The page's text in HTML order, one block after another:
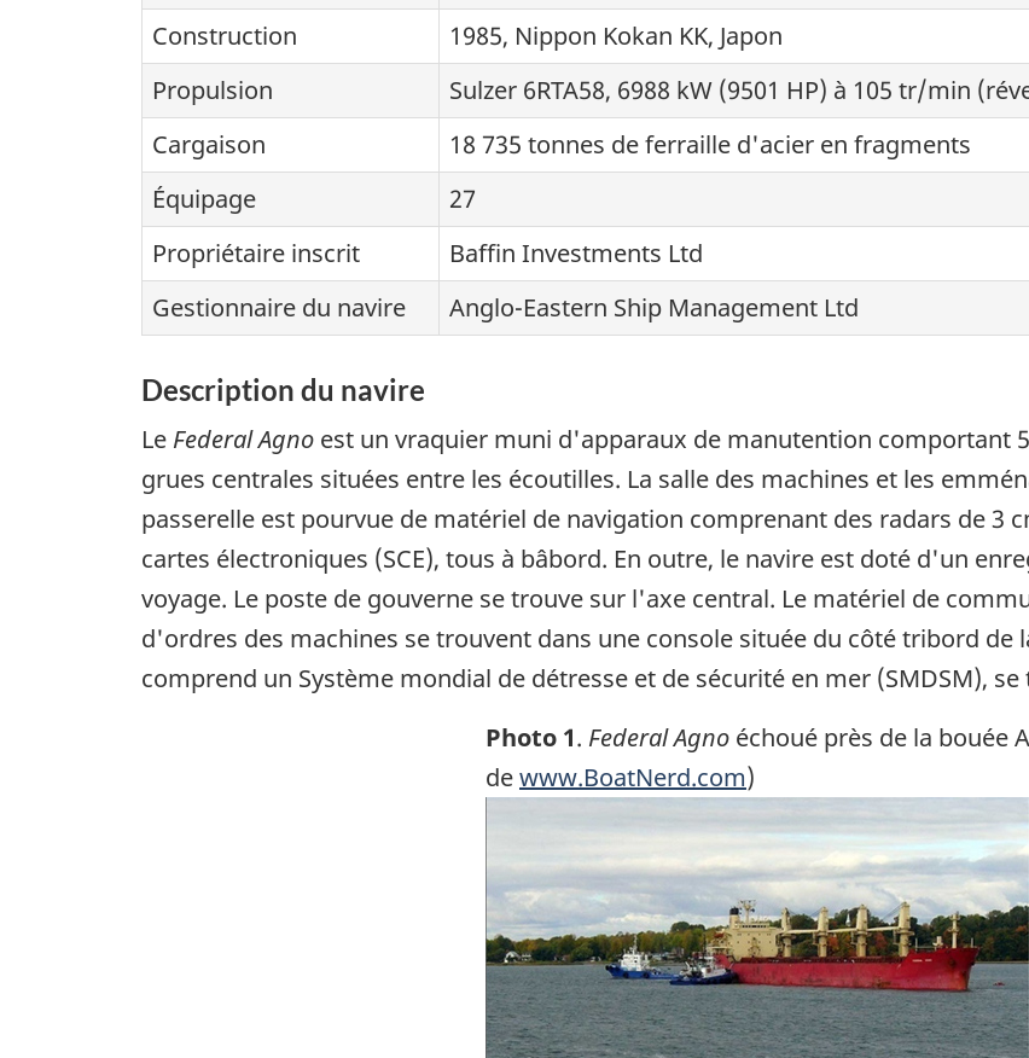
Construction
1985, Nippon Kokan KK, Japon
Propulsion
Sulzer 6RTA58, 6988 kW (9501 HP) à 105 tr/min
Cargaison
18 735 tonnes de ferraille d'acier en fragments
Équipage
27
Propriétaire inscrit
Baffin Investments Ltd
Gestionnaire du navire
Anglo-Eastern Ship Management Ltd
Description du navire
Le Federal Agno est un vraquier muni d'apparaux de manutention comportant
grues centrales situées entre les écoutilles. La salle des machines et les
passerelle est pourvue de matériel de navigation comprenant des radars de 3
cartes électroniques (SCE), tous à bâbord. En outre, le navire est doté d'un
voyage. Le poste de gouverne se trouve sur l'axe central. Le matériel de
d'ordres des machines se trouvent dans une console située du côté tribord de
comprend un Système mondial de détresse et de sécurité en mer (SMDSM),
Photo 1. Federal Agno échoué près de la bouée
dewww.BoatNerd.com)